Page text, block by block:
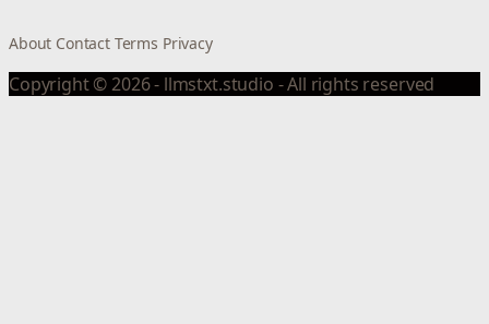
About Contact Terms Privacy
Copyright © 2026 - llmstxt.studio - All rights reserved